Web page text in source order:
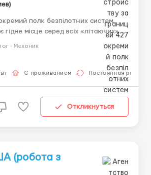
місце серед всіх «літаючих»
техніки та живої сили противника.
та створює нові команди. Полк
наст...
- Механик
С проживанием Постоянная работа
Откликнуться
(робота з